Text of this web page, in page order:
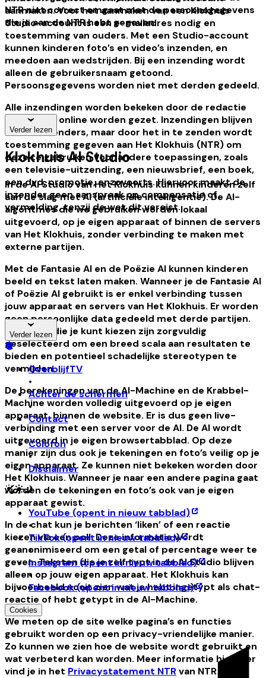
NTR niet correct omgaat met de persoonsgegevens
die je aan de NTR hebt gegeven.
aanmaken. Voor het aanmaken van een Klokhuis
Studio-account is een e-mailadres nodig en
toestemming van ouders. Met een Studio-account
kunnen kinderen foto’s en video’s inzenden, en
meedoen aan wedstrijden. Bij een inzending wordt
alleen de gebruikersnaam getoond.
Persoonsgegevens worden niet met derden gedeeld.
Alle inzendingen worden bekeken door de redactie
voordat ze online worden gezet. Inzendingen blijven
van de inzenders, maar door het in te zenden wordt
toestemming gegeven aan Het Klokhuis (NTR) om
deze te gebruiken voor andere toepassingen, zoals
een televisie-uitzending, een nieuwsbrief, een boek,
een dvd, promotie, enzovoorts. Hiervoor maakt de
inzender geen aanspraak op compensatie of
vermelding, tenzij de wet dit vereist.
Verder lezen
Klokhuis AI Studio
In de AI Studio van Het Klokhuis kunnen kinderen zelf
aan de slag met AI (artificiële intelligentie). De AI-
algoritmes die we gebruiken worden lokaal
uitgevoerd, op je eigen apparaat of binnen de servers
van Het Klokhuis, zonder verbinding te maken met
externe partijen.
Met de Fantasie AI en de Poëzie AI kunnen kinderen
beeld en tekst laten maken. Wanneer je de Fantasie AI
of Poëzie AI gebruikt is er enkel verbinding tussen
jouw apparaat en servers van Het Klokhuis. Er worden
geen persoonlijke data gedeeld met derde partijen.
De opties die je kunt kiezen zijn zorgvuldig
geselecteerd om een breed scala aan resultaten te
bieden en potentieel schadelijke stereotypen te
vermijden.
De berekeningen van de AI-Machine en de Krabbel-
Machine worden volledig uitgevoerd op je eigen
apparaat, binnen de website. Er is dus geen live-
verbinding met een server voor de AI. De AI wordt
uitgevoerd in je eigen browsertabblad. Op deze
manier zijn dus ook je tekeningen en foto’s veilig op je
eigen apparaat. Ze kunnen niet bekeken worden door
Het Klokhuis. Wanneer je naar een andere pagina gaat
worden de tekeningen en foto’s ook van je eigen
apparaat gewist.
In de chat kun je berichten ‘liken’ of een reactie
kiezen via een poll. Deze informatie wordt
geanonimiseerd om een getal of percentage weer te
geven. Teksten die je zelf typt in de AI Studio blijven
alleen op jouw eigen apparaat. Het Klokhuis kan
bijvoorbeeld nooit zien wat je hebt ingetypt als chat-
reactie of hebt getypt in de AI-Machine.
We meten op de site welke pagina’s en functies
gebruikt worden op een privacy-vriendelijke manier.
Zo kunnen we zien hoe de website wordt gebruikt en
wat verbeterd kan worden. Meer informatie hierover
vind je in het Privacystatement NTRvan NTR.
Verder lezen
OverblijfTV
•
Achter de schermen
•
Contact
•
Colofon
•
Disclaimer
YouTube (opent in nieuw tabblad)
•
TikTok(opent in nieuw tabblad)
•
Instagram (opent in nieuw tabblad)
•
Facebook(opent in nieuw tabblad)
Cookies